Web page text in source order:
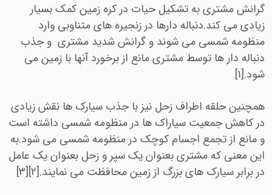
گرانش مشتری به تشکیل حیات در کره زمین کمک بسیار
زیادی می کند.دنباله دارها در زنجیره های متناوبی وارد
منظومه شمسی می شوند و گرانش شدید مشتری و جذب
دنباله دار ها توسط مشتری مانع از برخورد آنها با زمین می
شود.[۱]
همچنین حلقه اطراف زحل نیز با جذب سیارک ها نقش زیادی
در کاهش جمعیت سیاراک ها در منظومه شمسی داشته است
و مانع از تجمع اجسام کوچک در منظومه شمسی می شود.به
این معنی که مشتری بعنوان یک سپر و زحل بعنوان یک عامل
در برابر سیارک های بزرگ از زمین محافظت می نمایند.[۲][۳]